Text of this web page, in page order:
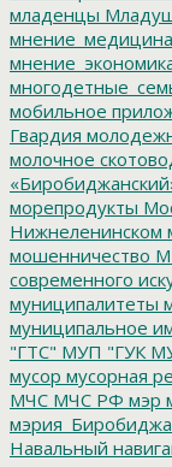
младенцы
мнение_медицина
мобильное
Гвардия
молочное
морепродукты
Нижнеленинском
мошенничество
современного
муниципалитеты
муниципальное
"ГТС" МУП "ГУК
мусор мусорная
МЧС МЧС РФ мэр
Навальный